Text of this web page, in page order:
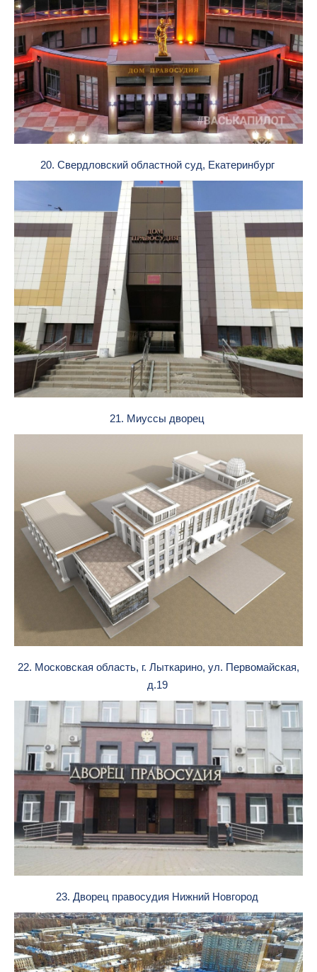
20. Свердловский областной суд, Екатеринбург
21. Миуссы дворец
22. Московская область, г. Лыткарино, ул. Первомайская,
д.19
23. Дворец правосудия Нижний Новгород